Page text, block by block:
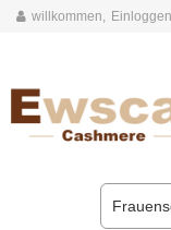
willkommen, Einloggen